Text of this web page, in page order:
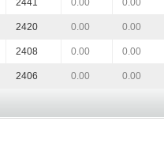
2441 0.00 0.00
2420 0.00 0.00
2408 0.00 0.00
2406 0.00 0.00